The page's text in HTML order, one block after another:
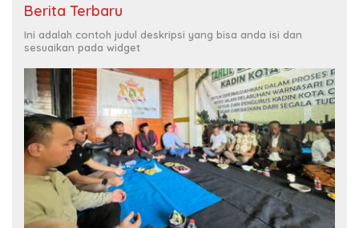
Berita Terbaru
Ini adalah contoh judul deskripsi yang bisa anda isi dan
sesuaikan pada widget